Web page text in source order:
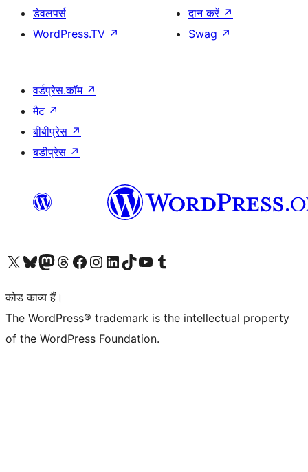
डेवलपर्स
WordPress.TV ↗
दान करें ↗
Swag ↗
वर्डप्रेस.कॉम ↗
मैट ↗
बीबीप्रेस ↗
बडीप्रेस ↗
Visit our X (formerly Twitter) account
हमारे बलुस्की खाते पर जाएँVisit our Mastodon account
हमारे थ्रेड्स अकाउंट पर जाएंहमारे फेसबुक पेज पर जाएँहमारे इंस्टाग्राम अकाउंट पर जाएंहमारे लिंक्डइन खाते पर जाएँहमारे टिकटॉक खाते पर जाएँहमारे यूट्यूब चैनल पर जाएंहमारे Tumblr खाते पर जाएँ
कोड काव्य हैं।
The WordPress® trademark is the intellectual property
of the WordPress Foundation.